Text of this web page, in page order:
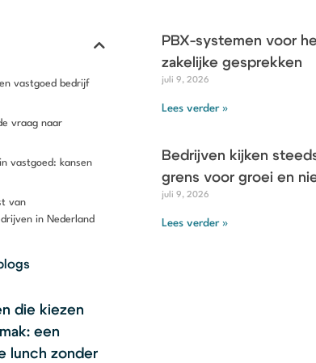
vastgoed bedrijf
vraag naar
vastgoed: kansen
van
in Nederland
die kiezen
een
lunch zonder
PBX-systemen voor
zakelijke gesprekken
juli 9, 2026
Lees verder »
Bedrijven kijken
grens voor groei en
juli 9, 2026
Lees verder »